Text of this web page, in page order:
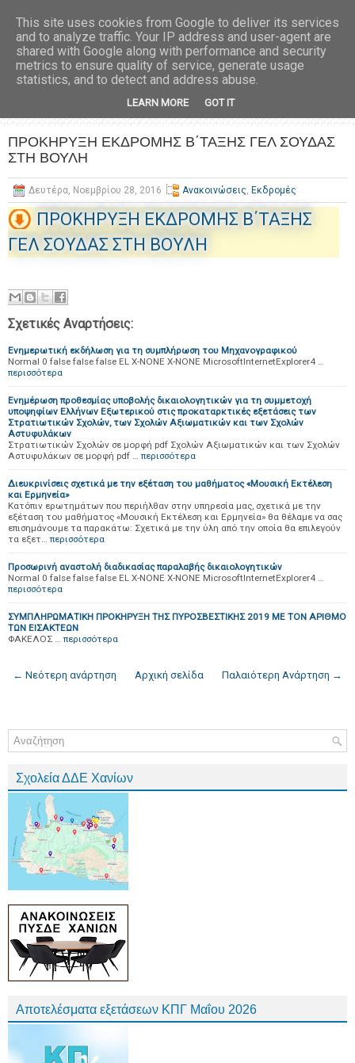
ΠΡΟΚΗΡΥΞΗ ΕΚΔΡΟΜΗΣ Β΄ΤΑΞΗΣ ΓΕΛ ΣΟΥΔΑΣ
ΣΤΗ ΒΟΥΛΗ
Δευτέρα, Νοεμβρίου 28, 2016 Ανακοινώσεις, Εκδρομές
ΠΡΟΚΗΡΥΞΗ ΕΚΔΡΟΜΗΣ Β΄ΤΑΞΗΣ
ΓΕΛ ΣΟΥΔΑΣ ΣΤΗ ΒΟΥΛΗ
Σχετικές Αναρτήσεις:
Ενημερωτική εκδήλωση για τη συμπλήρωση του Μηχανογραφικού
Normal 0 false false false EL X-NONE X-NONE MicrosoftInternetExplorer4 …
περισσότερα
Ενημέρωση προθεσμίας υποβολής δικαιολογητικών για τη συμμετοχή
υποψηφίων Ελλήνων Εξωτερικού στις προκαταρκτικές εξετάσεις των
Στρατιωτικών Σχολών, των Σχολών Αξιωματικών και των Σχολών
Αστυφυλάκων
Στρατιωτικών Σχολών σε μορφή pdf Σχολών Αξιωματικών και των Σχολών
Αστυφυλάκων σε μορφή pdf … περισσότερα
Διευκρινίσεις σχετικά με την εξέταση του μαθήματος «Μουσική Εκτέλεση
και Ερμηνεία»
Kατόπιν ερωτημάτων που περιήλθαν στην υπηρεσία μας, σχετικά με την
εξέταση του μαθήματος «Μουσική Εκτέλεση και Ερμηνεία» θα θέλαμε να σας
επισημάνουμε τα παρακάτω: Σχετικά με την ύλη από την οποία θα επιλεγούν
τα εξετ… περισσότερα
Προσωρινή αναστολή διαδικασίας παραλαβής δικαιολογητικών
Normal 0 false false false EL X-NONE X-NONE MicrosoftInternetExplorer4 …
περισσότερα
ΣΥΜΠΛΗΡΩΜΑΤΙΚΗ ΠΡΟΚΗΡΥΞΗ ΤΗΣ ΠΥΡΟΣΒΕΣΤΙΚΗΣ 2019 ΜΕ ΤΟΝ ΑΡΙΘΜΟ
ΤΩΝ ΕΙΣΑΚΤΕΩΝ
ΦΑΚΕΛΟΣ … περισσότερα
← Νεότερη ανάρτηση Παλαιότερη Ανάρτηση →
Αρχική σελίδα
Σχολεία ΔΔΕ Χανίων
Αποτελέσματα εξετάσεων ΚΠΓ Μαΐου 2026
This site uses cookies from Google to deliver its services
and to analyze traffic. Your IP address and user-agent are
shared with Google along with performance and security
metrics to ensure quality of service, generate usage
statistics, and to detect and address abuse.
LEARN MORE GOT IT